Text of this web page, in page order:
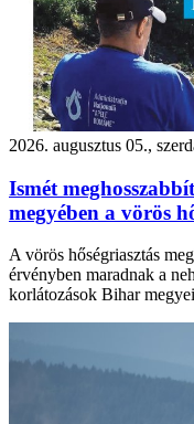
2026. augusztus 05.,
Ismét
megyében a vörös
A vörös hőségriasztás
érvényben maradnak a
korlátozások Bihar